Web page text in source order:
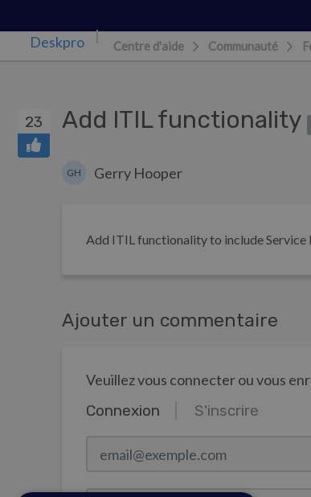
Centre d'aide Communauté
23 Add ITIL functionality
GH Gerry Hooper
Add ITIL functionality to include Service
Ajouter un commentaire
Veuillez vous connecter ou vous
Connexion S'inscrire